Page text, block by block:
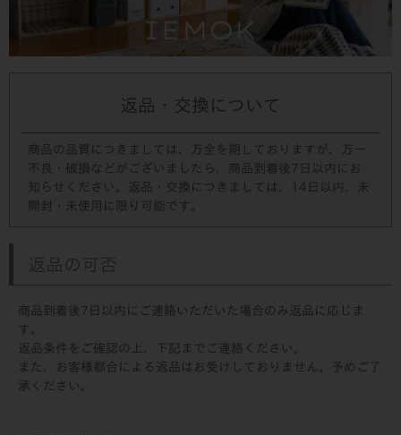
返品・交換について
商品の品質につきましては、万全を期しておりますが、万一
不良・破損などがございましたら、商品到着後7日以内にお
知らせください。返品・交換につきましては、14日以内、未
開封・未使用に限り可能です。
返品の可否
商品到着後7日以内にご連絡いただいた場合のみ返品に応じま
す。
返品条件をご確認の上、下記までご連絡ください。
また、お客様都合による返品はお受けしておりません。予めご了
承ください。